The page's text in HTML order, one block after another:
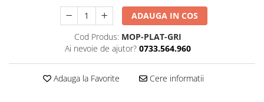
ADAUGA IN COS
Cod Produs: MOP-PLAT-GRI
Ai nevoie de ajutor? 0733.564.960
Adauga la Favorite Cere informatii